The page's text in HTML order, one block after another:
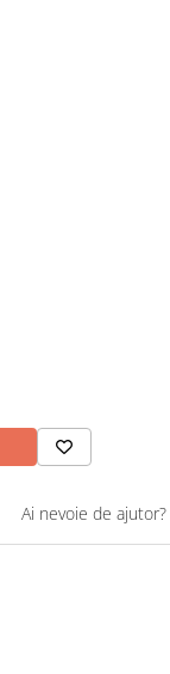
Ai nevoie de ajutor?